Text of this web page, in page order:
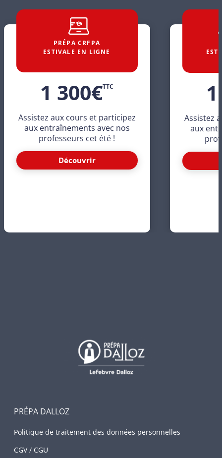
PRÉPA CRFPA
ESTIVALE EN LIGNE
1 300€TTC
Assistez aux cours et participez
aux entraînements avec nos
professeurs cet été !
Découvrir
Assistez
aux
PRÉPA DALLOZ
Politique de traitement des données personnelles
CGV / CGU